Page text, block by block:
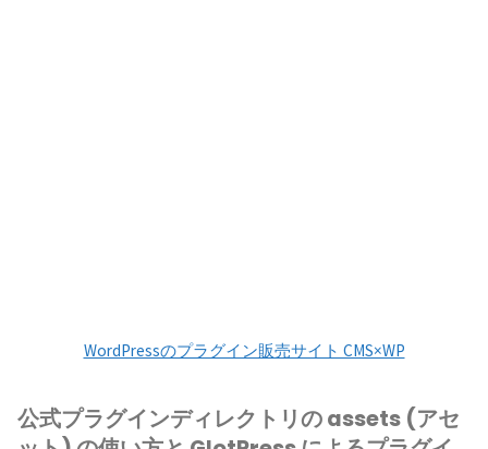
WordPressのプラグイン販売サイト CMS×WP
公式プラグインディレクトリの assets (アセ